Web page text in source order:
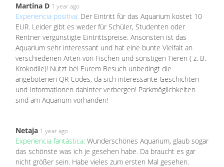
Martina D 1 year ago
Experiencia positiva: Der Eintritt für das Aquarium kostet 10
EUR. Leider gibt es weder für Schüler, Studenten oder
Rentner vergünstigte Eintrittspreise. Ansonsten ist das
Aquarium sehr interessant und hat eine bunte Vielfalt an
verschiedenen Arten von Fischen und sonstigen Tieren ( z. B.
Krokodile)! Nutzt bei Eurem Besuch unbedingt die
angebotenen QR Codes, da sich interessante Geschichten
und Informationen dahinter verbergen! Parkmöglichkeiten
sind am Aquarium vorhanden!
Netaja 1 year ago
Experiencia fantástica: Wunderschönes Aquarium, glaub sogar
das schönste was ich je gesehen habe. Da braucht es gar
nicht größer sein. Habe vieles zum ersten Mal gesehen.